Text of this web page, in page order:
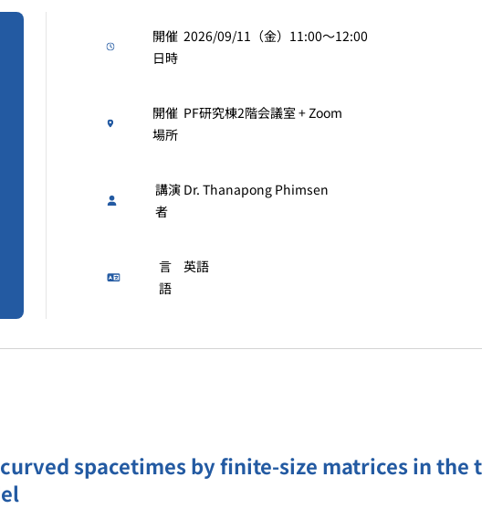
開催
日時
2026/09/11（金）11:00〜12:00
開催
場所
PF研究棟2階会議室 + Zoom
講演
者
Dr. Thanapong Phimsen
言
語
英語
spacetimes by finite-size matrices in the